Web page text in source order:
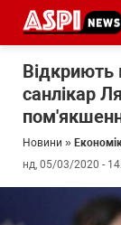
Відкриють
санлікар
Новини »
нд, 05/03/2020 -